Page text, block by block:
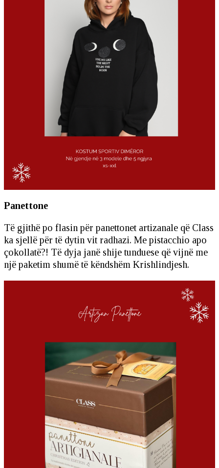
Panettone
Të gjithë po flasin për panettonet artizanale që Class
ka sjellë për të dytin vit radhazi. Me pistacchio apo
çokollatë?! Të dyja janë shije tunduese që vijnë me
një paketim shumë të këndshëm Krishlindjesh.